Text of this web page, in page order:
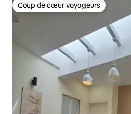
Coup de cœur voyageurs
Coup de cœur voyageurs